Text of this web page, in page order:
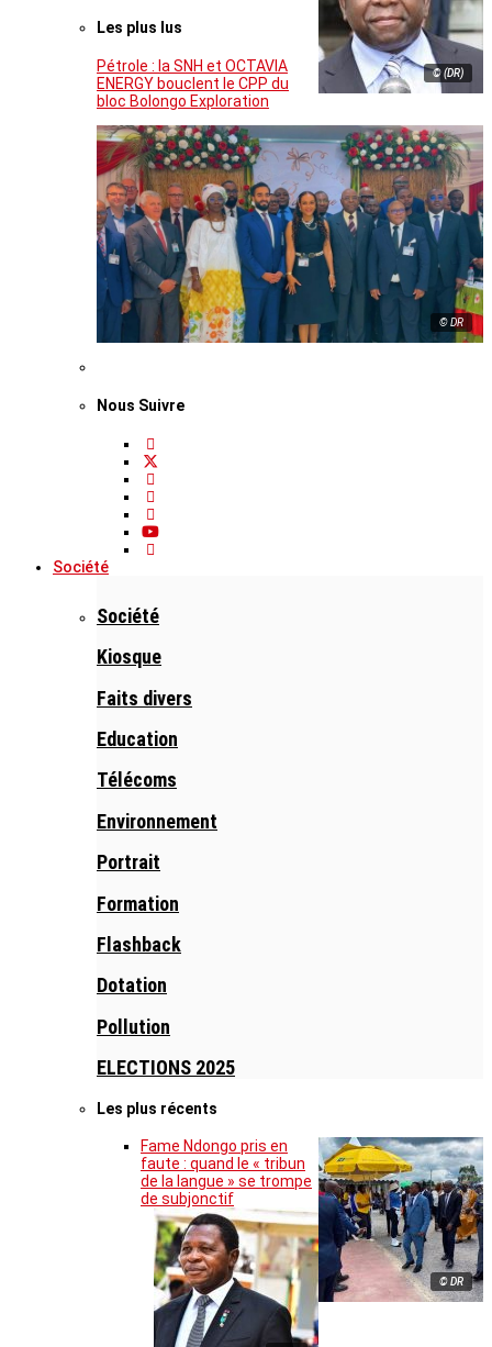
© (DR)
Les plus lus
Pétrole : la SNH et OCTAVIA
ENERGY bouclent le CPP du
bloc Bolongo Exploration
© DR
Nous Suivre
Société
Société
Kiosque
Faits divers
Education
Télécoms
Environnement
Portrait
Formation
Flashback
Dotation
Pollution
ELECTIONS 2025
Les plus récents
© DR
Fame Ndongo pris en
faute : quand le « tribun
de la langue » se trompe
de subjonctif